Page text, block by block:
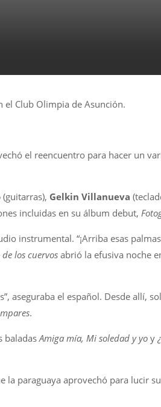
el Club Olimpia de Asunción.
el reencuentro para hacer un
(guitarras), Gelkin Villanueva
incluidas en su álbum debut,
instrumental. “¡Arriba esas
los cuervos abrió la efusiva noche
aseguraba el español. Desde allí,
.
baladasAmiga mía, Mi soledad y yo y
la paraguaya aprovechó para lucir